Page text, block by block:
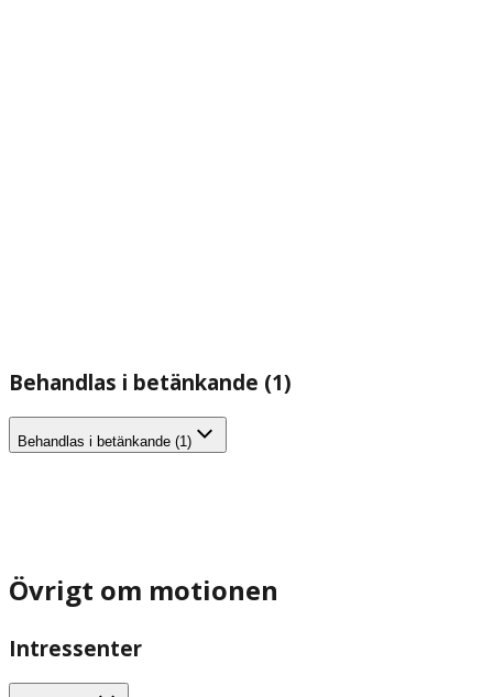
Behandlas i betänkande (1)
Behandlas i betänkande (1)
Övrigt om motionen
Intressenter